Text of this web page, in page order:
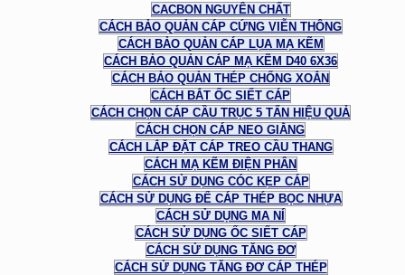
CACBON NGUYÊN CHẤT
CÁCH BẢO QUẢN CÁP CỨNG VIỄN THÔNG
CÁCH BẢO QUẢN CÁP LỤA MẠ KẼM
CÁCH BẢO QUẢN CÁP MẠ KẼM D40 6X36
CÁCH BẢO QUẢN THÉP CHỐNG XOẮN
CÁCH BẮT ỐC SIẾT CÁP
CÁCH CHỌN CÁP CẦU TRỤC 5 TẤN HIỆU QUẢ
CÁCH CHỌN CÁP NEO GIẰNG
CÁCH LẮP ĐẶT CÁP TREO CẦU THANG
CÁCH MẠ KẼM ĐIỆN PHÂN
CÁCH SỬ DỤNG CÓC KẸP CÁP
CÁCH SỬ DỤNG ĐỂ CÁP THÉP BỌC NHỰA
CÁCH SỬ DỤNG MA NÍ
CÁCH SỬ DỤNG ỐC SIẾT CÁP
CÁCH SỬ DỤNG TĂNG ĐƠ
CÁCH SỬ DỤNG TĂNG ĐƠ CÁP THÉP